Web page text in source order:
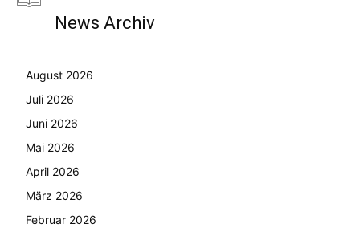
News Archiv
August 2026
Juli 2026
Juni 2026
Mai 2026
April 2026
März 2026
Februar 2026